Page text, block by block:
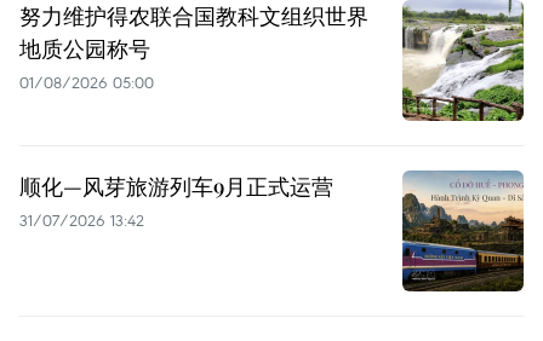
努力维护得农联合国教科文组织世界
地质公园称号
01/08/2026 05:00
顺化—风芽旅游列车9月正式运营
31/07/2026 13:42